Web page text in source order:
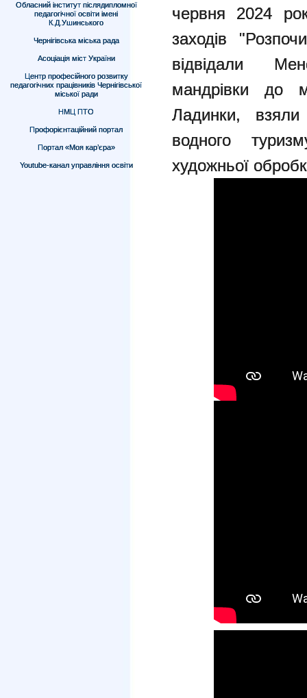
Обласний інститут післядипломної
педагогічної освіти імені
К.Д.Ушинського
Чернігівська міська рада
Асоціація міст України
Центр професійного розвитку
педагогічних працівників Чернігівської
міської ради
НМЦ ПТО
Профорієнтаційний портал
Портал «Моя кар’єра»
Youtube-канал управління освіти
червня 2024
заходів
відвідали
мандрівки до
Ладинки,
водного
художньої